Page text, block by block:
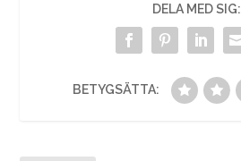
DELA MED SIG:
BETYGSÄTTA: